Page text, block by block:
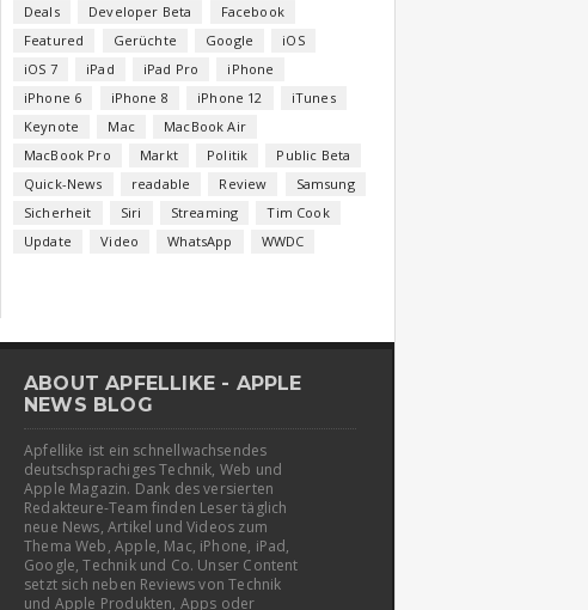
Deals
Developer Beta
Facebook
Featured
Gerüchte Google
iOS
iOS 7
iPad iPad Pro
iPhone
iPhone 6
iPhone 8 iPhone 12
iTunes
Keynote
Mac
MacBook Air
MacBook Pro
Markt Politik
Public Beta
Quick-News
readable Review
Samsung
Sicherheit
Siri Streaming
Tim Cook
Update
Video WhatsApp WWDC
ABOUT APFELLIKE - APPLE
NEWS BLOG
Apfellike ist ein schnellwachsendes
deutschsprachiges Technik, Web und
Apple Magazin. Dank des versierten
Redakteure-Team finden Leser täglich
neue News, Artikel und Videos zum
Thema Web, Apple, Mac, iPhone, iPad,
Google, Technik und Co. Unser Content
setzt sich neben Reviews von Technik
und Apple Produkten, Apps oder